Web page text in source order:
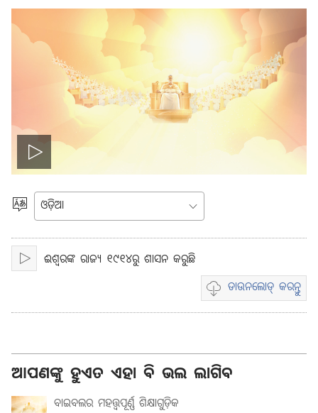
ଭିଡିଓ
ଚଲାନ୍ତୁ
ଭାଷା
ବାଛନ୍ତୁ
चलाइएଈଶ୍ବରଙ୍କ ରାଜ୍ୟ ୧୯୧୪ରୁ ଶାସନ କରୁଛି
ଡାଉନଲୋଡ୍ କରନ୍ତୁ
ଭିଡିଓ
ରେକଡିଙ୍ଗ୍
ବିକଳ୍ପ
ଆପଣଙ୍କୁ ହୁଏତ ଏହା ବି ଭଲ ଲାଗିବ
ବାଇବଲର ମହତ୍ତ୍ୱପୂର୍ଣ୍ଣ ଶିକ୍ଷାଗୁଡ଼ିକ